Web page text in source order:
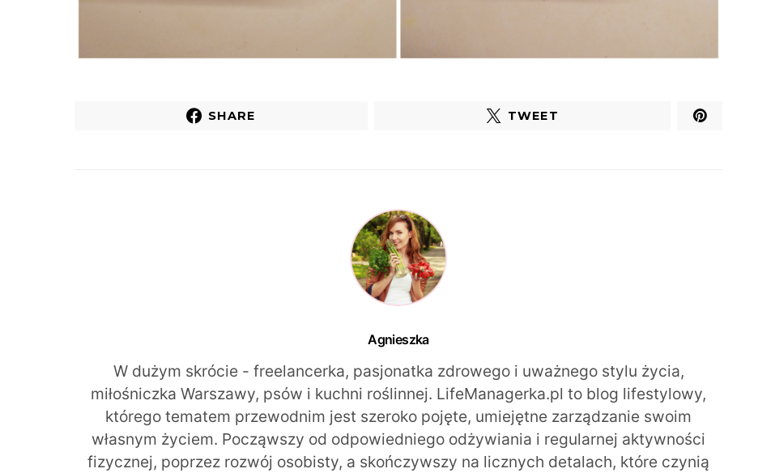
SHARE TWEET
Agnieszka
W dużym skrócie - freelancerka, pasjonatka zdrowego i uważnego stylu życia,
miłośniczka Warszawy, psów i kuchni roślinnej. LifeManagerka.pl to blog lifestylowy,
którego tematem przewodnim jest szeroko pojęte, umiejętne zarządzanie swoim
własnym życiem. Począwszy od odpowiedniego odżywiania i regularnej aktywności
fizycznej, poprzez rozwój osobisty, a skończywszy na licznych detalach, które czynią